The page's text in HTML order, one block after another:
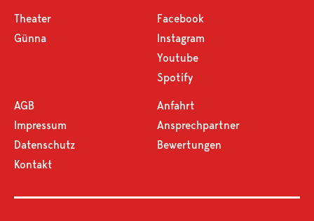
Theater
Günna
Facebook
Instagram
Youtube
Spotify
AGB
Impressum
Datenschutz
Kontakt
Anfahrt
Ansprechpartner
Bewertungen